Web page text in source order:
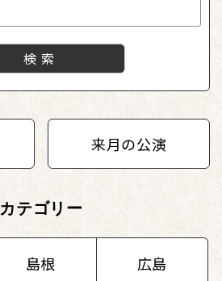
来月の公演
カテゴリー
島根 広島